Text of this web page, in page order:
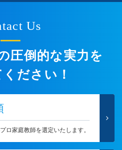
Us
圧倒的な実力を
ださい！
ロ家庭教師を選定いたします。